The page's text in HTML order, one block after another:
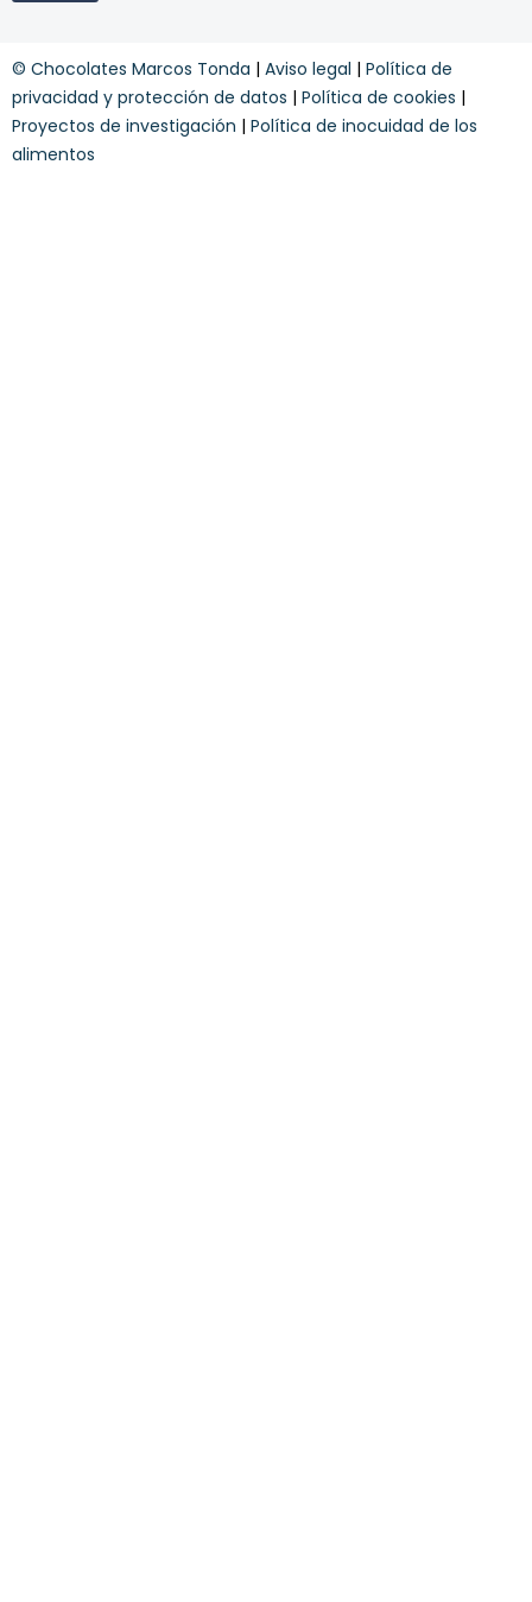
u
e
s
t
r
o
c
o
n
d
i
© Chocolates Marcos Tonda | Aviso legal | Política de
privacidad y protección de datos | Política de cookies |
Proyectos de investigación | Política de inocuidad de los
alimentos